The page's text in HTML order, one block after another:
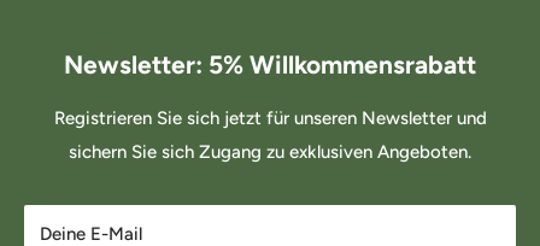
Newsletter: 5% Willkommensrabatt
Registrieren Sie sich jetzt für unseren Newsletter und
sichern Sie sich Zugang zu exklusiven Angeboten.
Deine E-Mail